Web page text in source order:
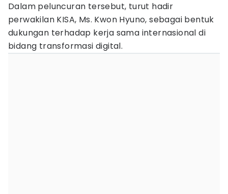
Dalam peluncuran tersebut, turut hadir
perwakilan KISA, Ms. Kwon Hyuno, sebagai bentuk
dukungan terhadap kerja sama internasional di
bidang transformasi digital.